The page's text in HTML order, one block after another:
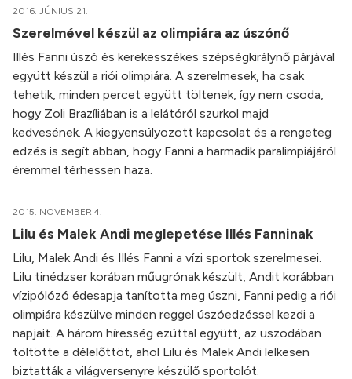
2016. JÚNIUS 21.
Szerelmével készül az olimpiára az úszónő
Illés Fanni úszó és kerekesszékes szépségkirálynő párjával
együtt készül a riói olimpiára. A szerelmesek, ha csak
tehetik, minden percet együtt töltenek, így nem csoda,
hogy Zoli Brazíliában is a lelátóról szurkol majd
kedvesének. A kiegyensúlyozott kapcsolat és a rengeteg
edzés is segít abban, hogy Fanni a harmadik paralimpiájáról
éremmel térhessen haza.
2015. NOVEMBER 4.
Lilu és Malek Andi meglepetése Illés Fanninak
Lilu, Malek Andi és Illés Fanni a vízi sportok szerelmesei.
Lilu tinédzser korában műugrónak készült, Andit korábban
vízipólózó édesapja tanította meg úszni, Fanni pedig a riói
olimpiára készülve minden reggel úszóedzéssel kezdi a
napjait. A három híresség ezúttal együtt, az uszodában
töltötte a délelőttöt, ahol Lilu és Malek Andi lelkesen
biztatták a világversenyre készülő sportolót.